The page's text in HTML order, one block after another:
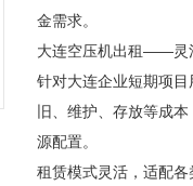
金需求。
大连空压机出租——灵
针对大连企业短期项
旧、维护、存放等成
源配置。
租赁模式灵活，适配各